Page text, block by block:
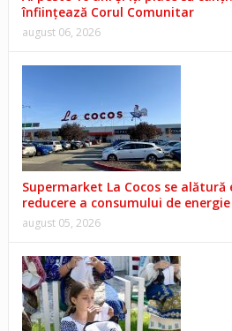
înființează Corul Comunitar
august 06, 2026
Supermarket La Cocos se
reducere a consumului de energie
august 05, 2026